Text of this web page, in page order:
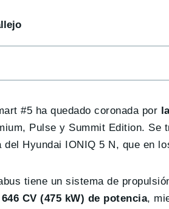
#5 ha quedado coronada por
Pulse y Summit Edition.
del Hyundai IONIQ 5 N, que en
tiene un sistema de
CV (475 kW) de potencia,